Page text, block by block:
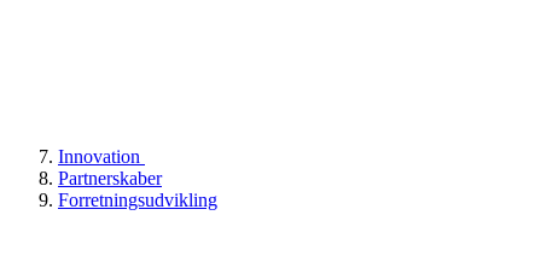
Innovation
Partnerskaber
Forretningsudvikling